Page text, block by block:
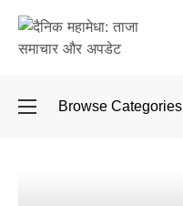
Browse Categories